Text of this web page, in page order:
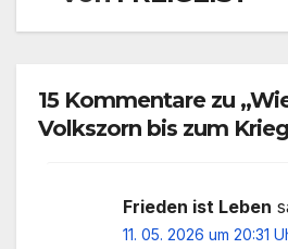
15 Kommentare zu
Volkszorn bis zum
Frieden ist Leben
11. 05. 2026 um 20:31